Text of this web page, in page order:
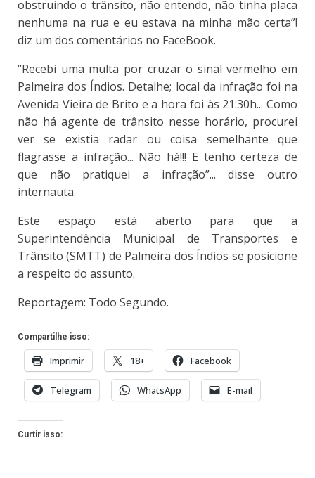
obstruindo o trânsito, não entendo, não tinha placa
nenhuma na rua e eu estava na minha mão certa”!
diz um dos comentários no FaceBook.
“Recebi uma multa por cruzar o sinal vermelho em
Palmeira dos Índios. Detalhe; local da infração foi na
Avenida Vieira de Brito e a hora foi às 21:30h... Como
não há agente de trânsito nesse horário, procurei
ver se existia radar ou coisa semelhante que
flagrasse a infração... Não há!!! E tenho certeza de
que não pratiquei a infração”... disse outro
internauta.
Este espaço está aberto para que a
Superintendência Municipal de Transportes e
Trânsito (SMTT) de Palmeira dos Índios se posicione
a respeito do assunto.
Reportagem: Todo Segundo.
Compartilhe isso:
Imprimir 18+ Facebook
Telegram WhatsApp E-mail
Curtir isso: